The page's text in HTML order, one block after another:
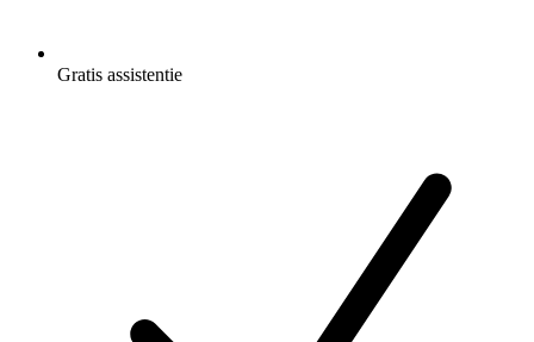
Gratis assistentie